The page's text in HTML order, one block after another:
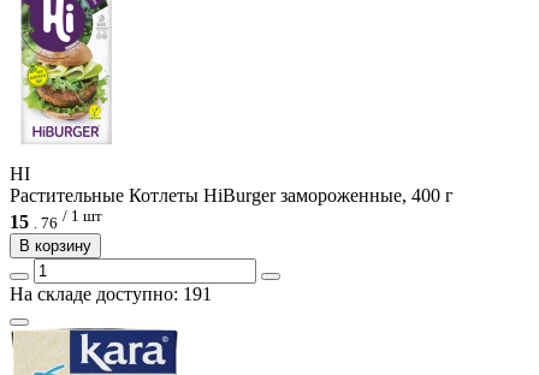
HI
Растительные Котлеты HiBurger замороженные, 400 г
15 . 76 / 1 шт
В корзину
На складе доступно: 191